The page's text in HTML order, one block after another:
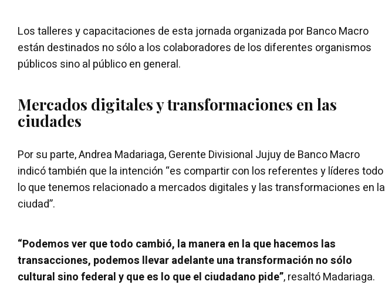
Los talleres y capacitaciones de esta jornada organizada por Banco Macro
están destinados no sólo a los colaboradores de los diferentes organismos
públicos sino al público en general.
Mercados digitales y transformaciones en las
ciudades
Por su parte, Andrea Madariaga, Gerente Divisional Jujuy de Banco Macro
indicó también que la intención “es compartir con los referentes y líderes todo
lo que tenemos relacionado a mercados digitales y las transformaciones en la
ciudad”.
“Podemos ver que todo cambió, la manera en la que hacemos las
transacciones, podemos llevar adelante una transformación no sólo
cultural sino federal y que es lo que el ciudadano pide”, resaltó Madariaga.